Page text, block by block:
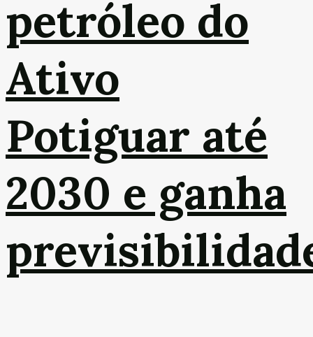
petróleo do
Ativo
Potiguar até
2030 e ganha